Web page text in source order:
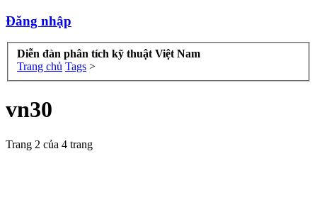
Đăng nhập
Diễn đàn phân tích kỹ thuật Việt Nam
Trang chủ Tags >
vn30
Trang 2 của 4 trang